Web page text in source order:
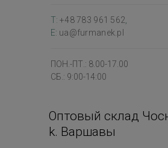
T: +48 783 961 562
E: ua@furmanek.pl
ПОН.-ПТ.: 8.00-17.00
СБ.: 9:00-14:00
Оптовый склад
k. Варшавы